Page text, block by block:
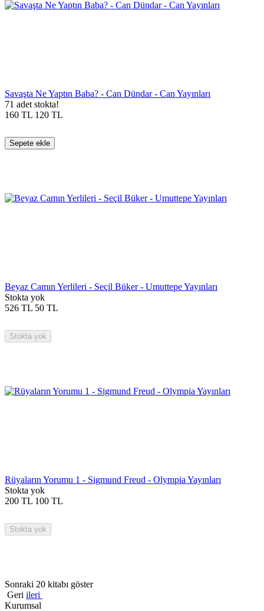
Savaşta Ne Yaptın Baba? - Can Dündar - Can Yayınları
71 adet stokta!
160 TL 120 TL
Sepete ekle
Beyaz Camın Yerlileri - Seçil Büker - Umuttepe Yayınları
Stokta yok
526 TL 50 TL
Stokta yok
Rüyaların Yorumu 1 - Sigmund Freud - Olympia Yayınları
Stokta yok
200 TL 100 TL
Stokta yok
Sonraki 20 kitabı göster
Geri ileri
Kurumsal